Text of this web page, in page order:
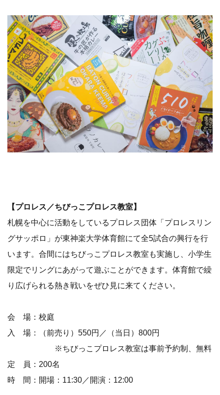
【プロレス／ちびっこプロレス教室】
札幌を中心に活動をしているプロレス団体「プロレスリン
グサッポロ」が東神楽大学体育館にて全5試合の興行を行
います。合間にはちびっこプロレス教室も実施し、小学生
限定でリングにあがって遊ぶことができます。体育館で繰
り広げられる熱き戦いをぜひ見に来てください。
会 場：校庭
入 場：（前売り）550円／（当日）800円
※ちびっこプロレス教室は事前予約制、無料
定 員：200名
時 間：開場：11:30／開演：12:00